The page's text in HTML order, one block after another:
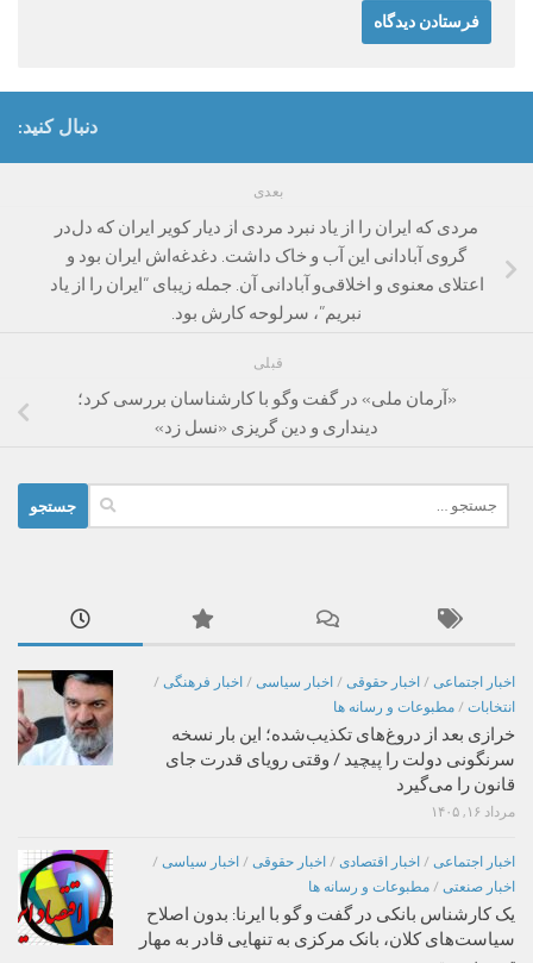
دنبال کنید:
بعدی
مردی که ایران را از یاد نبرد مردی از دیار کویر ایران که دل‌در
گروی آبادانی این آب و خاک داشت. دغدغه‌اش ایران بود و
اعتلای معنوی و اخلاقی‌و آبادانی آن. جمله زیبای “ایران را از یاد
نبریم”، سرلوحه کارش بود.
قبلی
«آرمان ملی» در گفت وگو با کارشناسان بررسی کرد؛
دینداری و دین گریزی «نسل زد»
برای:
اخبار اجتماعی / اخبار حقوقی / اخبار سیاسی / اخبار فرهنگی /
انتخابات / مطبوعات و رسانه ها
خرازی بعد از دروغ‌های تکذیب‌شده؛ این بار نسخه
سرنگونی دولت را پیچید / وقتی رویای قدرت جای
قانون را می‌گیرد
مرداد ۱۶, ۱۴۰۵
اخبار اجتماعی / اخبار اقتصادی / اخبار حقوقی / اخبار سیاسی /
اخبار صنعتی / مطبوعات و رسانه ها
یک کارشناس بانکی در گفت و گو با ایرنا: بدون اصلاح
سیاست‌های کلان، بانک مرکزی به تنهایی قادر به مهار